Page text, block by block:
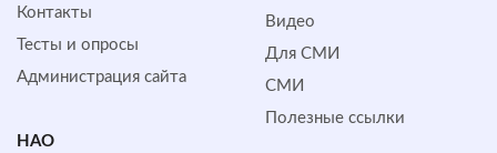
Контакты
Тесты и опросы
Администрация сайта
Видео
Для СМИ
СМИ
Полезные ссылки
НАО